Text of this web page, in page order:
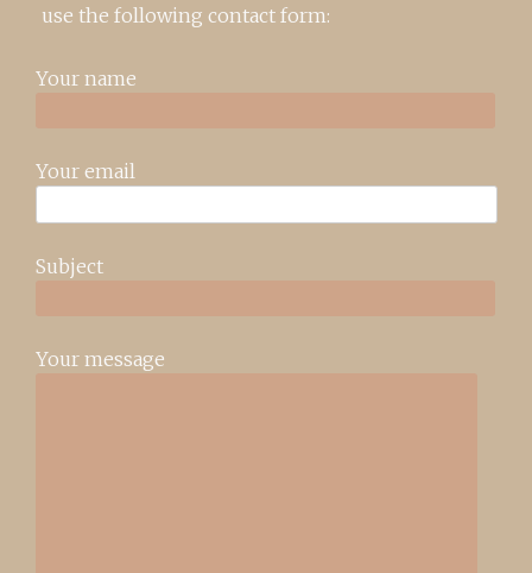
use the following contact form:
Your name
Your email
Subject
Your message